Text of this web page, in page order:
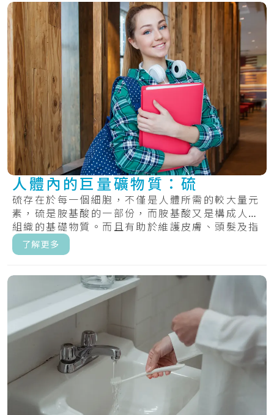
人體內的巨量礦物質：硫
硫存在於每一個細胞，不僅是人體所需的較大量元
素，硫是胺基酸的一部份，而胺基酸又是構成人體
組織的基礎物質。而且有助於維護皮膚、頭髮及指
甲的.....
了解更多